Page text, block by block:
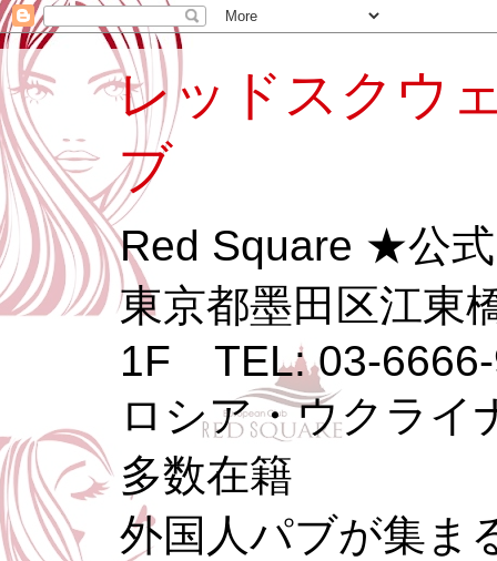
レッドスクウ
ブ
Red Square ★公
東京都墨田区江東
1F TEL: 03-
ロシア・ウクライ
多数在籍
外国人パブが集ま